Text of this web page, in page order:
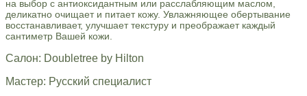
на выбор с антиоксидантным или расслабляющим маслом,
деликатно очищает и питает кожу. Увлажняющее обертывание
восстанавливает, улучшает текстуру и преображает каждый
сантиметр Вашей кожи.
Салон: Doubletree by Hilton
Мастер: Русский специалист